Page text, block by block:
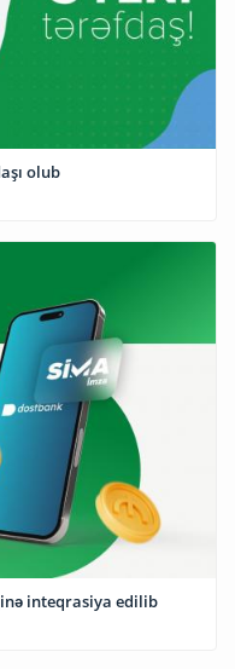
olub
inteqrasiya edilib